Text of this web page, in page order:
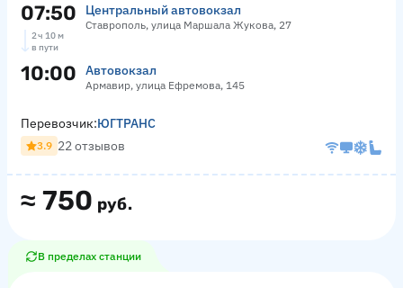
07:50 Центральный автовокзал
Ставрополь, улица Маршала Жукова, 27
2 ч 10 м
в пути
10:00 Автовокзал
Армавир, улица Ефремова, 145
≈ 750 руб.
Перевозчик:ЮГТРАНС
3.9 22 отзывов
В пределах станции